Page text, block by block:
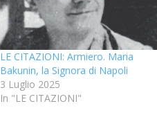
LE CITAZIONI: Armiero. Maria
Bakunin, la Signora di Napoli
3 Luglio 2025
In "LE CITAZIONI"